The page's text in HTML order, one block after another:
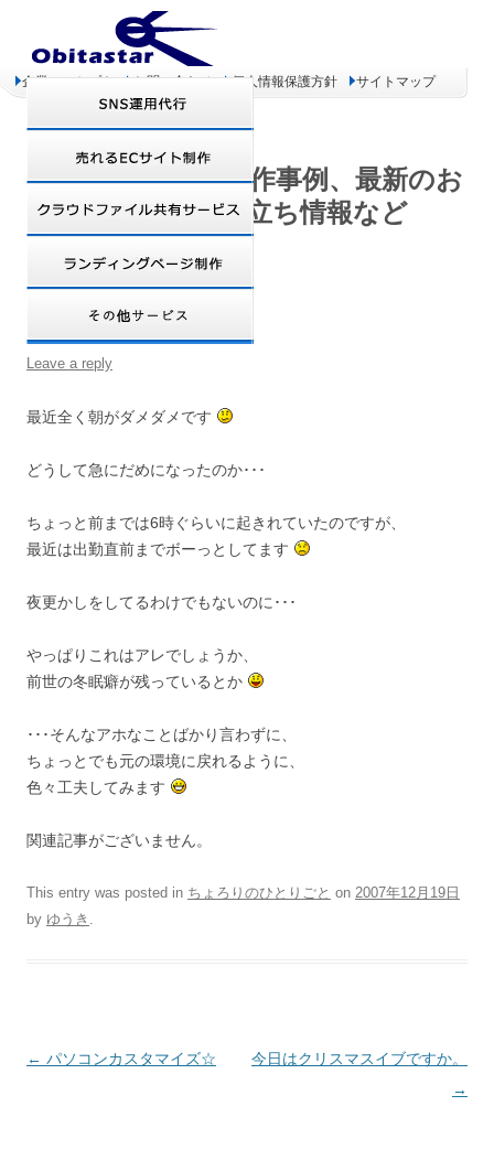
企業コンセプト お問い合わせ 個人情報保護方針 サイトマップ
オビタスター 制作事例、最新のお
得情報、お役立ち情報など
朝起きれない!!
Leave a reply
最近全く朝がダメダメです
どうして急にだめになったのか･･･
ちょっと前までは6時ぐらいに起きれていたのですが、
最近は出勤直前までボーっとしてます
夜更かしをしてるわけでもないのに･･･
やっぱりこれはアレでしょうか、
前世の冬眠癖が残っているとか
･･･そんなアホなことばかり言わずに、
ちょっとでも元の環境に戻れるように、
色々工夫してみます
関連記事がございません。
This entry was posted in ちょろりのひとりごと on 2007年12月19日
by ゆうき .
Post
← パソコンカスタマイズ☆
今日はクリスマスイブですか。
→